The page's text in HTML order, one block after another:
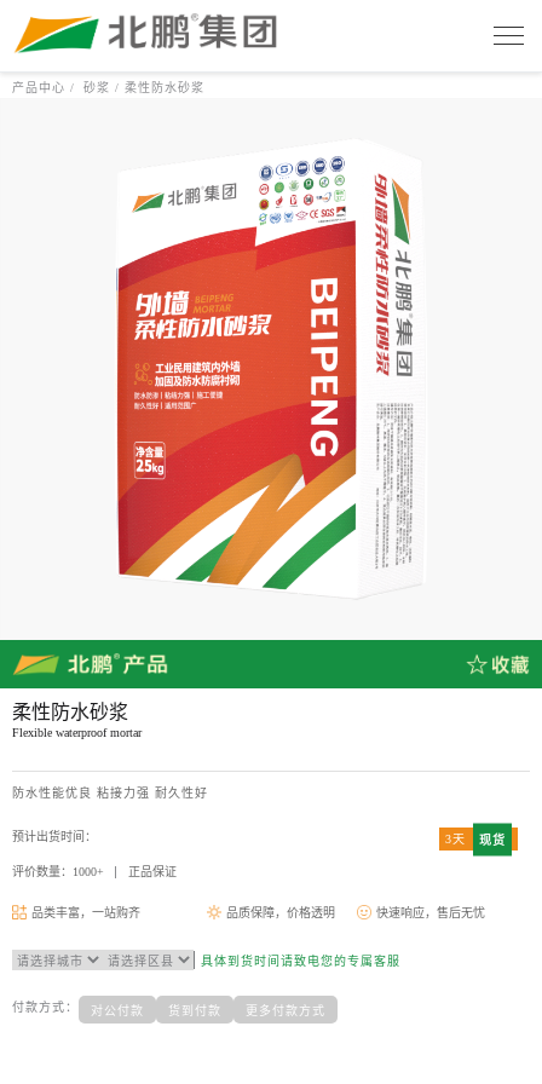
产品中心 / 砂浆 / 柔性防水砂浆
柔性防水砂浆
Flexible waterproof mortar
防水性能优良 粘接力强 耐久性好
预计出货时间： 3天 现货
评价数量：1000+ 正品保证
品类丰富，一站购齐 品质保障，价格透明 快速响应，售后无忧
具体到货时间请致电您的专属客服
付款方式： 对公付款 货到付款 更多付款方式